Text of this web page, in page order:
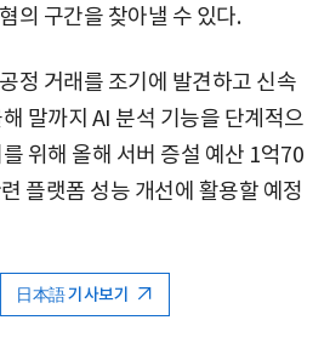
의 구간을 찾아낼 수 있다.
정 거래를 조기에 발견하고 신속
말까지 AI 분석 기능을 단계적으
위해 올해 서버 증설 예산 1억70
플랫폼 성능 개선에 활용할 예정
日本語 기사보기